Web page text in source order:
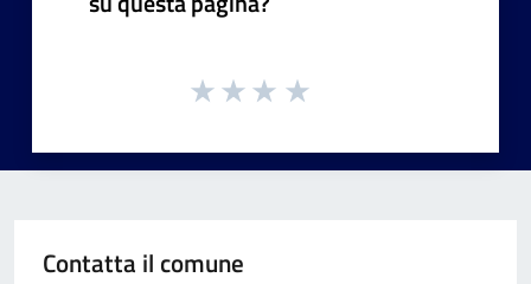
Contatta il comune